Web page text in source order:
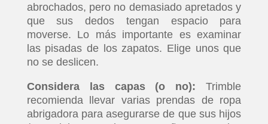
abrochados, pero no demasiado apretados y
que sus dedos tengan espacio para
moverse. Lo más importante es examinar
las pisadas de los zapatos. Elige unos que
no se deslicen.
Considera las capas (o no):Trimble
recomienda llevar varias prendas de ropa
abrigadora para asegurarse de que sus hijos